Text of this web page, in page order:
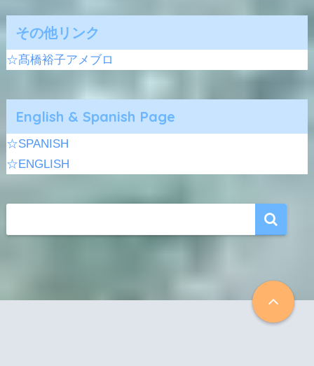
その他リンク
☆髙橋裕子アメブロ
English & Spanish Page
☆SPANISH
☆ENGLISH